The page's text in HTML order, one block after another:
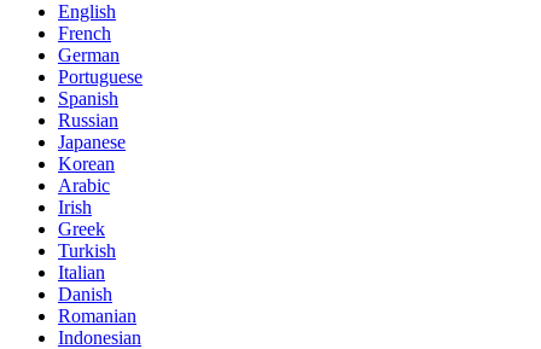
English
French
German
Portuguese
Spanish
Russian
Japanese
Korean
Arabic
Irish
Greek
Turkish
Italian
Danish
Romanian
Indonesian